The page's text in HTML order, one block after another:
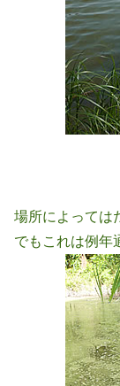
場所によっては
でもこれは例年